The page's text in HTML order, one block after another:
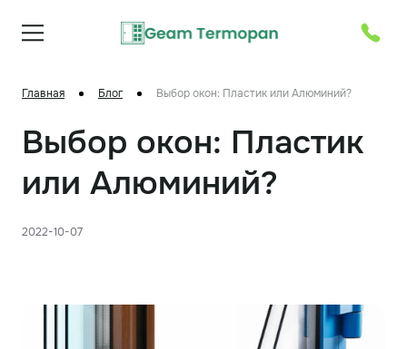
Главная Блог Выбор окон: Пластик или Алюминий?
Выбор окон: Пластик
или Алюминий?
2022-10-07